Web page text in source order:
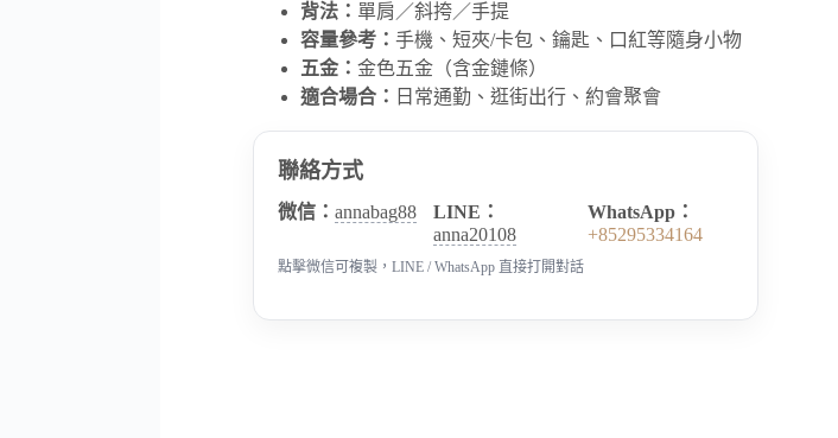
背法： 單肩／斜挎／手提
容量參考：手機、短夾/卡包、鑰匙、口紅等隨身小物
五金：金色五金（含金鏈條）
適合場合： 日常通勤、逛街出行、約會聚會
聯絡方式
微信：annabag88
LINE：
anna20108
WhatsApp：
+85295334164
點擊微信可複製，LINE / WhatsApp 直接打開對話